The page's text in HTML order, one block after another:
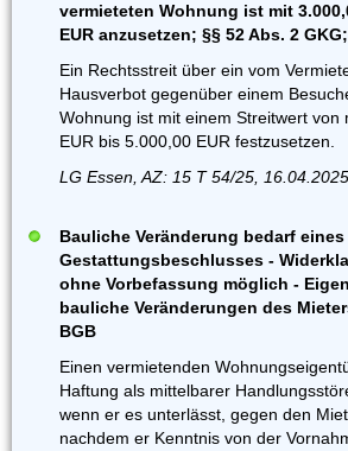
vermieteten Wohnung ist mit
EUR anzusetzen; §§ 52 Abs. 2
Ein Rechtsstreit über ein vom
Hausverbot gegenüber einem
Wohnung ist mit einem Streitwert von
EUR bis 5.000,00 EUR festzusetzen.
LG Essen, AZ: 15 T 54/25, 16.04.2025
Bauliche Veränderung bedarf eines
Gestattungsbeschlusses -
ohne Vorbefassung möglich -
bauliche Veränderungen des
BGB
Einen vermietenden
Haftung als mittelbarer
wenn er es unterlässt, gegen den
nachdem er Kenntnis von der